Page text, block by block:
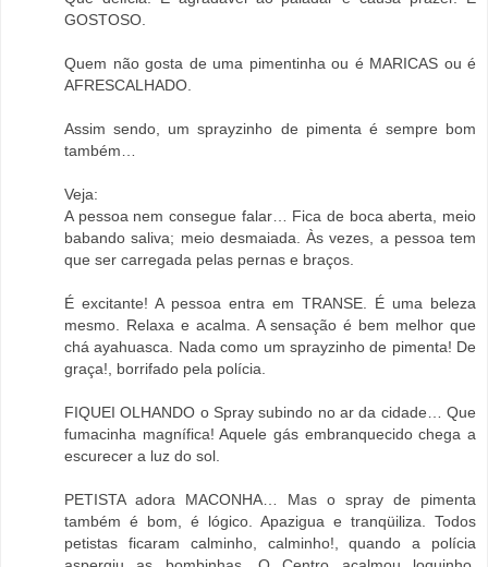
GOSTOSO.
Quem não gosta de uma pimentinha ou é MARICAS ou é
AFRESCALHADO.
Assim sendo, um sprayzinho de pimenta é sempre bom
também…
Veja:
A pessoa nem consegue falar… Fica de boca aberta, meio
babando saliva; meio desmaiada. Às vezes, a pessoa tem
que ser carregada pelas pernas e braços.
É excitante! A pessoa entra em TRANSE. É uma beleza
mesmo. Relaxa e acalma. A sensação é bem melhor que
chá ayahuasca. Nada como um sprayzinho de pimenta! De
graça!, borrifado pela polícia.
FIQUEI OLHANDO o Spray subindo no ar da cidade… Que
fumacinha magnífica! Aquele gás embranquecido chega a
escurecer a luz do sol.
PETISTA adora MACONHA… Mas o spray de pimenta
também é bom, é lógico. Apazigua e tranqüiliza. Todos
petistas ficaram calminho, calminho!, quando a polícia